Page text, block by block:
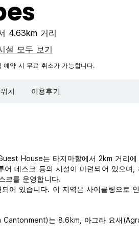
4.63km 거리
설 모두 보기
약 시 무료 취소가 가능합니다.
위치 이용후기
House는 타지마할에서 2km 거리
어 데스크 등의 시설이 마련되어 있으
크를 운영합니다.
어 있습니다. 이 지역은 사이클링으
Cantonment)는 8.6km, 아그라 요새